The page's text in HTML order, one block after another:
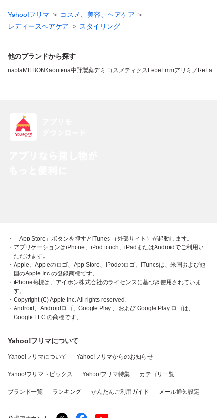
Yahoo!フリマ
コスメ、美容、ヘアケア
レディースヘアケア
スタイリング
他のブランドから探す
naplaMILBON Kaoutena中野製薬デミ コスメティクス LebeLmmアリミノ ReFa
・「App Store」ボタンを押すとiTunes （外部サイト）が起動します。
・アプリケーションはiPhone、iPod touch、iPadまたはAndroidでご利用い
ただけます。
・Apple、Appleのロゴ、App Store、iPodのロゴ、iTunesは、米国および他
国のApple Inc.の登録商標です。
・iPhone商標は、アイホン株式会社のライセンスに基づき使用されていま
す。
・Copyright (C) Apple Inc. All rights reserved.
・Android、Androidロゴ、Google Play 、および Google Play ロゴは、
Google LLC の商標です。
Yahoo!フリマについて
Yahoo!フリマについて Yahoo!フリマからのお知らせ
Yahoo!フリマトピックス Yahoo!フリマ特集 カテゴリ一覧
ブランド一覧 ランキング かんたんご利用ガイド メール通知設定